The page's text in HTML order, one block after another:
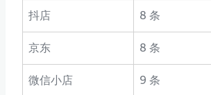
抖店 8 条
京东 8 条
微信小店 9 条